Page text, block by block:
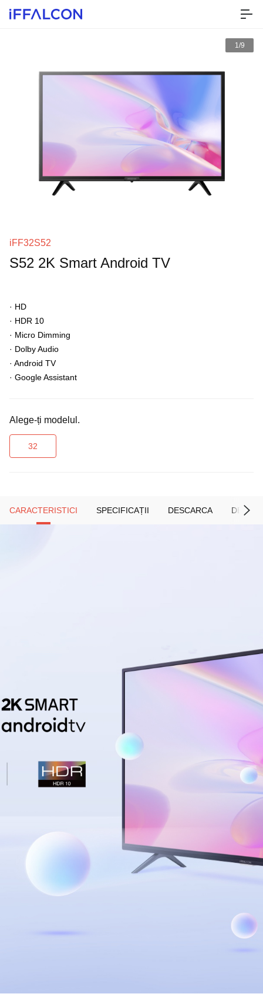
1/9
iFF32S52
S52 2K Smart Android TV
· HD
· HDR 10
· Micro Dimming
· Dolby Audio
· Android TV
· Google Assistant
Alege-ți modelul.
32
CARACTERISTICI SPECIFICAȚII DESCARCA